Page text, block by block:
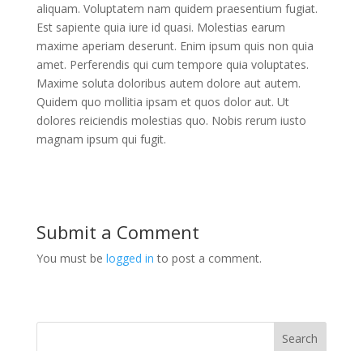
aliquam. Voluptatem nam quidem praesentium fugiat.
Est sapiente quia iure id quasi. Molestias earum
maxime aperiam deserunt. Enim ipsum quis non quia
amet. Perferendis qui cum tempore quia voluptates.
Maxime soluta doloribus autem dolore aut autem.
Quidem quo mollitia ipsam et quos dolor aut. Ut
dolores reiciendis molestias quo. Nobis rerum iusto
magnam ipsum qui fugit.
Submit a Comment
You must be logged in to post a comment.
Search